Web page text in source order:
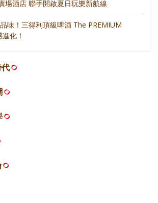
場酒店 聯手開啟夏日玩樂新航線
味！三得利頂級啤酒 The PREMIUM
化！
代